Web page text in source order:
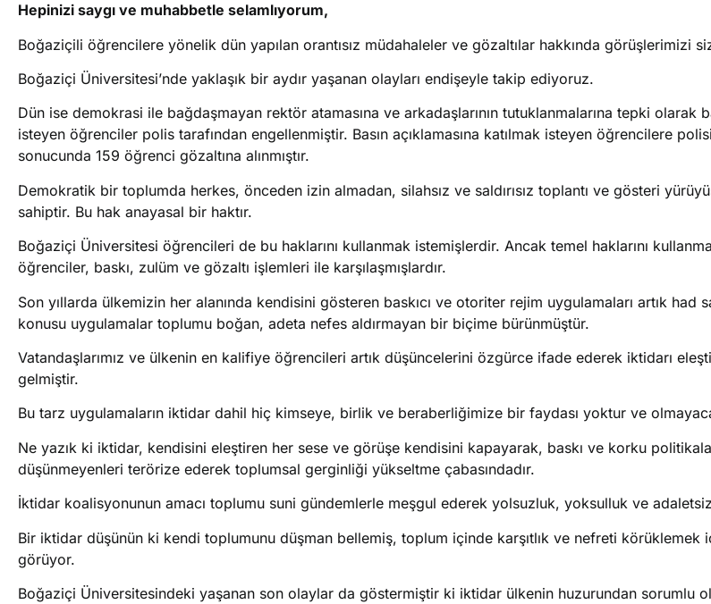
Hepinizi saygı ve muhabbetle selamlıyorum,
Boğaziçili öğrencilere yönelik dün yapılan orantısız müdahaleler ve gözaltılar hakkında görüşlerimizi
Boğaziçi Üniversitesi’nde yaklaşık bir aydır yaşanan olayları endişeyle takip ediyoruz.
Dün ise demokrasi ile bağdaşmayan rektör atamasına ve arkadaşlarının tutuklanmalarına tepki olarak
isteyen öğrenciler polis tarafından engellenmiştir. Basın açıklamasına katılmak isteyen öğrencilere
sonucunda 159 öğrenci gözaltına alınmıştır.
Demokratik bir toplumda herkes, önceden izin almadan, silahsız ve saldırısız toplantı ve gösteri
sahiptir. Bu hak anayasal bir haktır.
Boğaziçi Üniversitesi öğrencileri de bu haklarını kullanmak istemişlerdir. Ancak temel haklarını
öğrenciler, baskı, zulüm ve gözaltı işlemleri ile karşılaşmışlardır.
Son yıllarda ülkemizin her alanında kendisini gösteren baskıcı ve otoriter rejim uygulamaları artık had
konusu uygulamalar toplumu boğan, adeta nefes aldırmayan bir biçime bürünmüştür.
Vatandaşlarımız ve ülkenin en kalifiye öğrencileri artık düşüncelerini özgürce ifade ederek iktidarı
gelmiştir.
Bu tarz uygulamaların iktidar dahil hiç kimseye, birlik ve beraberliğimize bir faydası yoktur ve
Ne yazık ki iktidar, kendisini eleştiren her sese ve görüşe kendisini kapayarak, baskı ve korku
düşünmeyenleri terörize ederek toplumsal gerginliği yükseltme çabasındadır.
İktidar koalisyonunun amacı toplumu suni gündemlerle meşgul ederek yolsuzluk, yoksulluk ve
Bir iktidar düşünün ki kendi toplumunu düşman bellemiş, toplum içinde karşıtlık ve nefreti körüklemek
görüyor.
Boğaziçi Üniversitesindeki yaşanan son olaylar da göstermiştir ki iktidar ülkenin huzurundan sorumlu